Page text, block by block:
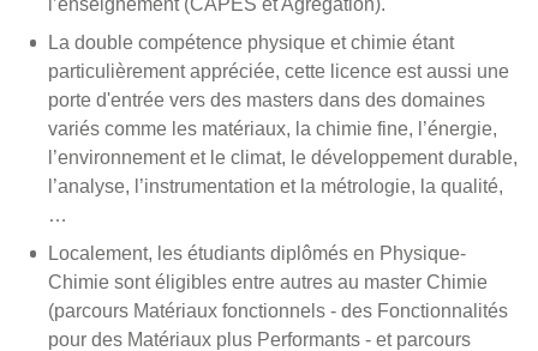
l’enseignement (CAPES et Agrégation).
La double compétence physique et chimie étant
particulièrement appréciée, cette licence est aussi une
porte d'entrée vers des masters dans des domaines
variés comme les matériaux, la chimie fine, l’énergie,
l’environnement et le climat, le développement durable,
l’analyse, l’instrumentation et la métrologie, la qualité,
…
Localement, les étudiants diplômés en Physique-
Chimie sont éligibles entre autres au master Chimie
(parcours Matériaux fonctionnels - des Fonctionnalités
pour des Matériaux plus Performants - et parcours